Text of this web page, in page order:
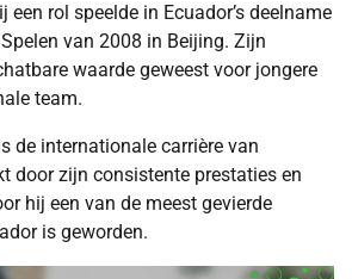
rol speelde in Ecuador’s deelname
van 2008 in Beijing. Zijn
waarde geweest voor jongere
team.
de internationale carrière van
door zijn consistente prestaties en
hij een van de meest gevierde
is geworden.